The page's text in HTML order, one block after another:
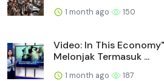
1 month ago 150
Video: In This
Melonjak Termasuk ...
1 month ago 187